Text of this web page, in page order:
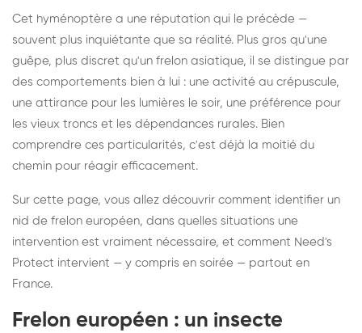
Cet hyménoptère a une réputation qui le précède —
souvent plus inquiétante que sa réalité. Plus gros qu'une
guêpe, plus discret qu'un frelon asiatique, il se distingue par
des comportements bien à lui : une activité au crépuscule,
une attirance pour les lumières le soir, une préférence pour
les vieux troncs et les dépendances rurales. Bien
comprendre ces particularités, c'est déjà la moitié du
chemin pour réagir efficacement.
Sur cette page, vous allez découvrir comment identifier un
nid de frelon européen, dans quelles situations une
intervention est vraiment nécessaire, et comment Need's
Protect intervient — y compris en soirée — partout en
France.
Frelon européen : un insecte